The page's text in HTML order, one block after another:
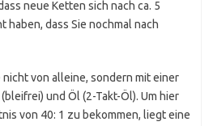
neue Ketten sich nach ca. 5
dass Sie nochmal nach
von alleine, sondern mit einer
und Öl (2-Takt-Öl). Um hier
von 40: 1 zu bekommen, liegt eine